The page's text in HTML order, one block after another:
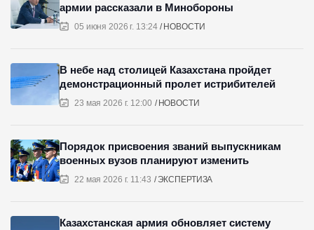
05 июня 2026 г. 13:24 НОВОСТИ
армии рассказали в Минобороны
23 мая 2026 г. 12:00 НОВОСТИ
В небе над столицей Казахстана пройдет
демонстрационный пролет истрибителей
22 мая 2026 г. 11:43 ЭКСПЕРТИЗА
Порядок присвоения званий выпускникам
военных вузов планируют изменить
Казахстанская армия обновляет систему